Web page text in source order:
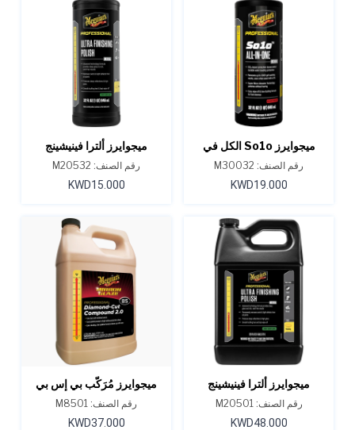
ميجوايرز So1o الكل في
واحد، M300 سعة 32 أونصةرقم الصنف: M30032
KWD19.000
ميجوايرز ألترا فينيشينج
بوليش، M205، سعة 32
أونصة
رقم الصنف: M20532
KWD15.000
ميجوايرز ألترا فينيشينج
جالون
رقم الصنف: M20501
KWD48.000
ميجوايرز مُرَكّب بي إس بي
جالون
رقم الصنف: M8501
KWD37.000